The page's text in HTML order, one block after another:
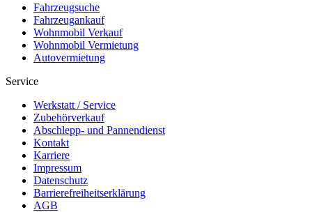
Fahrzeugsuche
Fahrzeugankauf
Wohnmobil Verkauf
Wohnmobil Vermietung
Autovermietung
Service
Werkstatt / Service
Zubehörverkauf
Abschlepp- und Pannendienst
Kontakt
Karriere
Impressum
Datenschutz
Barrierefreiheitserklärung
AGB